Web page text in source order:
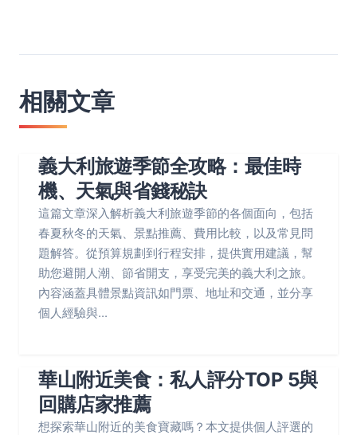
相關文章
義大利旅遊季節全攻略：最佳時
機、天氣與省錢秘訣
這篇文章深入解析義大利旅遊季節的各個面向，包括
春夏秋冬的天氣、景點推薦、費用比較，以及常見問
題解答。從預算規劃到行程安排，提供實用建議，幫
助您避開人潮、節省開支，享受完美的義大利之旅。
內容涵蓋具體景點資訊如門票、地址和交通，並分享
個人經驗與...
華山附近美食：私人評分TOP 5與
回購店家推薦
想探索華山附近的美食寶藏嗎？本文提供個人評選的